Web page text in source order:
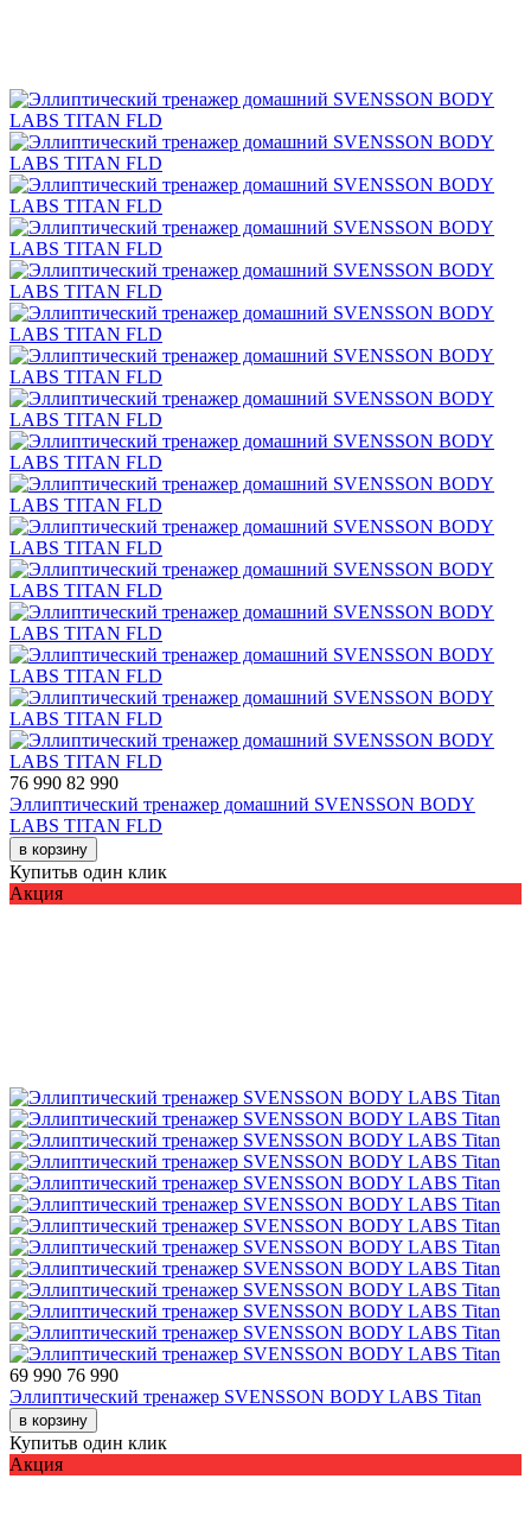
76 990 82 990
Эллиптический тренажер домашний SVENSSON BODY
LABS TITAN FLD
в корзину
Купитьв один клик
Акция
69 990 76 990
Эллиптический тренажер SVENSSON BODY LABS Titan
в корзину
Купитьв один клик
Акция